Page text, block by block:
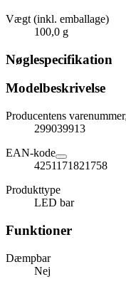
Vægt (inkl. emballage)
100,0 g
Nøglespecifikation
Modelbeskrivelse
Producentens varenummer
299039913
EAN-kode
4251171821758
Produkttype
LED bar
Funktioner
Dæmpbar
Nej